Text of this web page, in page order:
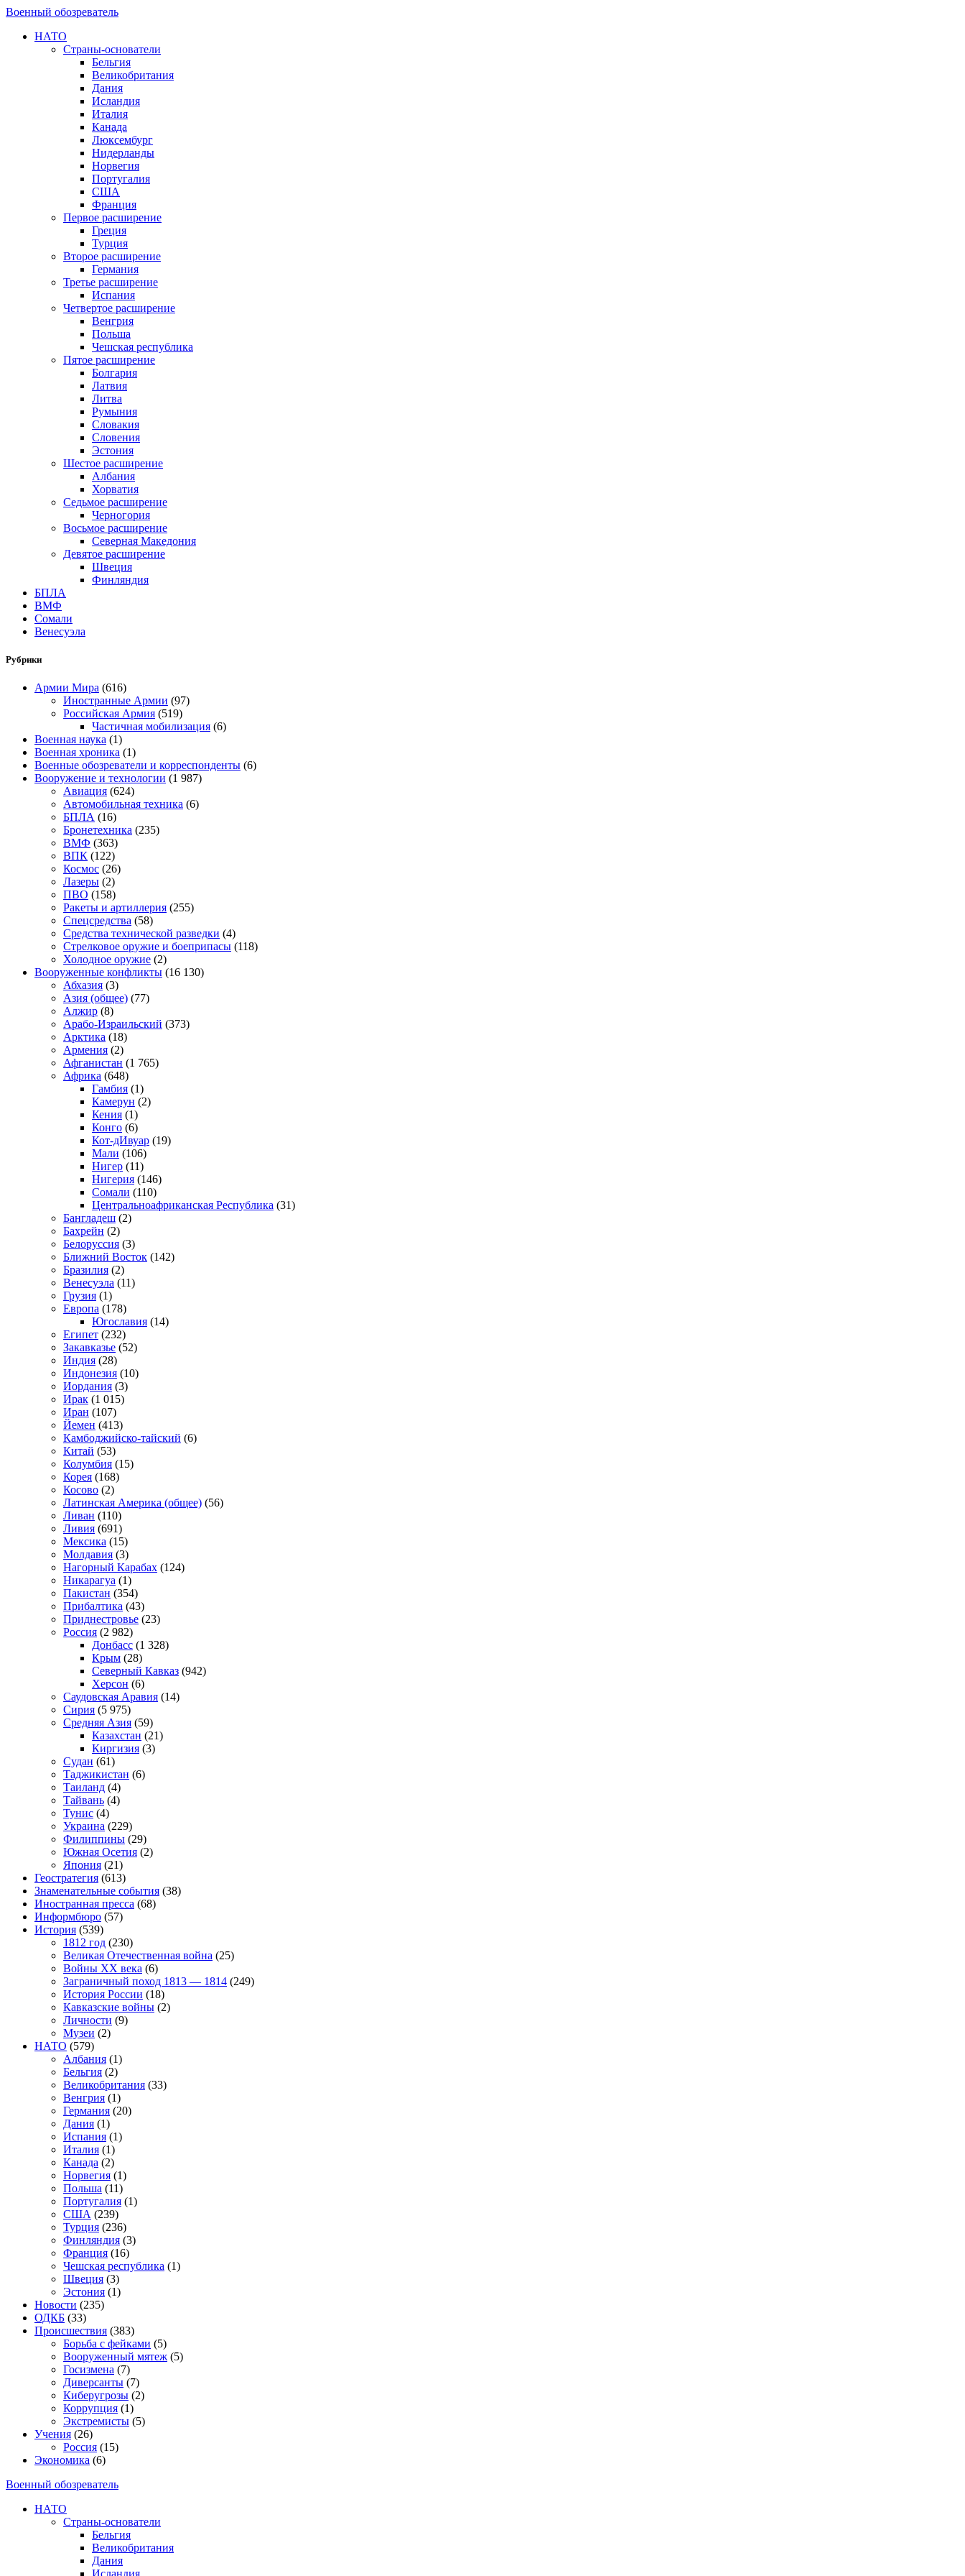
Военный обозреватель
НАТО
Страны-основатели
Бельгия
Великобритания
Дания
Исландия
Италия
Канада
Люксембург
Нидерланды
Норвегия
Португалия
США
Франция
Первое расширение
Греция
Турция
Второе расширение
Германия
Третье расширение
Испания
Четвертое расширение
Венгрия
Польша
Чешская республика
Пятое расширение
Болгария
Латвия
Литва
Румыния
Словакия
Словения
Эстония
Шестое расширение
Албания
Хорватия
Седьмое расширение
Черногория
Восьмое расширение
Северная Македония
Девятое расширение
Швеция
Финляндия
БПЛА
ВМФ
Сомали
Венесуэла
Рубрики
Армии Мира (616)
Иностранные Армии (97)
Российская Армия (519)
Частичная мобилизация (6)
Военная наука (1)
Военная хроника (1)
Военные обозреватели и корреспонденты (6)
Вооружение и технологии (1 987)
Авиация (624)
Автомобильная техника (6)
БПЛА (16)
Бронетехника (235)
ВМФ (363)
ВПК (122)
Космос (26)
Лазеры (2)
ПВО (158)
Ракеты и артиллерия (255)
Спецсредства (58)
Средства технической разведки (4)
Стрелковое оружие и боеприпасы (118)
Холодное оружие (2)
Вооруженные конфликты (16 130)
Абхазия (3)
Азия (общее) (77)
Алжир (8)
Арабо-Израильский (373)
Арктика (18)
Армения (2)
Афганистан (1 765)
Африка (648)
Гамбия (1)
Камерун (2)
Кения (1)
Конго (6)
Кот-дИвуар (19)
Мали (106)
Нигер (11)
Нигерия (146)
Сомали (110)
Центральноафриканская Республика (31)
Бангладеш (2)
Бахрейн (2)
Белоруссия (3)
Ближний Восток (142)
Бразилия (2)
Венесуэла (11)
Грузия (1)
Европа (178)
Югославия (14)
Египет (232)
Закавказье (52)
Индия (28)
Индонезия (10)
Иордания (3)
Ирак (1 015)
Иран (107)
Йемен (413)
Камбоджийско-тайский (6)
Китай (53)
Колумбия (15)
Корея (168)
Косово (2)
Латинская Америка (общее) (56)
Ливан (110)
Ливия (691)
Мексика (15)
Молдавия (3)
Нагорный Карабах (124)
Никарагуа (1)
Пакистан (354)
Прибалтика (43)
Приднестровье (23)
Россия (2 982)
Донбасс (1 328)
Крым (28)
Северный Кавказ (942)
Херсон (6)
Саудовская Аравия (14)
Сирия (5 975)
Средняя Азия (59)
Казахстан (21)
Киргизия (3)
Судан (61)
Таджикистан (6)
Таиланд (4)
Тайвань (4)
Тунис (4)
Украина (229)
Филиппины (29)
Южная Осетия (2)
Япония (21)
Геостратегия (613)
Знаменательные события (38)
Иностранная пресса (68)
Информбюро (57)
История (539)
1812 год (230)
Великая Отечественная война (25)
Войны XX века (6)
Заграничный поход 1813 — 1814 (249)
История России (18)
Кавказские войны (2)
Личности (9)
Музеи (2)
НАТО (579)
Албания (1)
Бельгия (2)
Великобритания (33)
Венгрия (1)
Германия (20)
Дания (1)
Испания (1)
Италия (1)
Канада (2)
Норвегия (1)
Польша (11)
Португалия (1)
США (239)
Турция (236)
Финляндия (3)
Франция (16)
Чешская республика (1)
Швеция (3)
Эстония (1)
Новости (235)
ОДКБ (33)
Происшествия (383)
Борьба с фейками (5)
Вооруженный мятеж (5)
Госизмена (7)
Диверсанты (7)
Киберугрозы (2)
Коррупция (1)
Экстремисты (5)
Учения (26)
Россия (15)
Экономика (6)
Военный обозреватель
НАТО
Страны-основатели
Бельгия
Великобритания
Дания